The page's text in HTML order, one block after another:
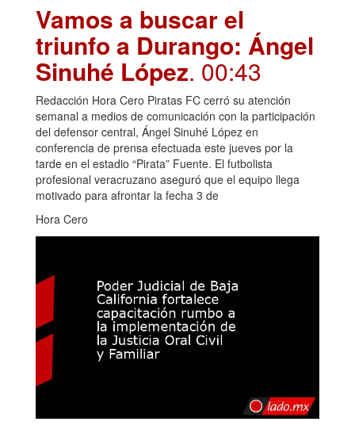
Vamos a buscar el
triunfo a Durango: Ángel
Sinuhé López. 00:43
Redacción Hora Cero Piratas FC cerró su atención
semanal a medios de comunicación con la participación
del defensor central, Ángel Sinuhé López en
conferencia de prensa efectuada este jueves por la
tarde en el estadio “Pirata” Fuente. El futbolista
profesional veracruzano aseguró que el equipo llega
motivado para afrontar la fecha 3 de
Hora Cero